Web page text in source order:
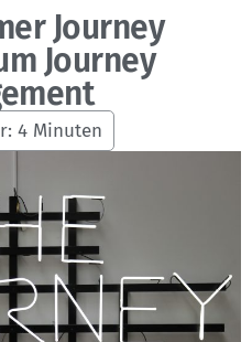
Journey
Journey
4 Minuten